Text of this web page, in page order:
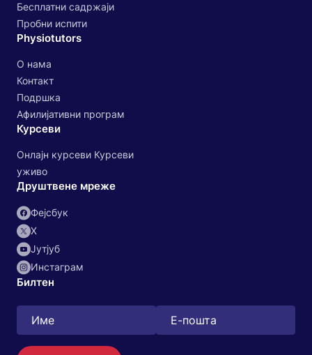
Бесплатни садржаји
Пробни испити
Physiotutors
О нама
Контакт
Подршка
Афилијативни програм
Курсеви
Онлајн курсеви Курсеви
уживо
Друштвене мреже
Фејсбук
X
Јутјуб
Инстаграм
Билтен